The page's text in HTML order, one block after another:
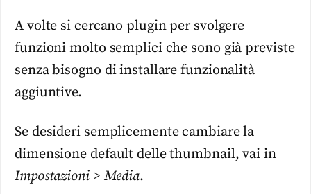
A volte si cercano plugin per svolgere
funzioni molto semplici che sono già previste
senza bisogno di installare funzionalità
aggiuntive.
Se desideri semplicemente cambiare la
dimensione default delle thumbnail, vai in
Impostazioni > Media.